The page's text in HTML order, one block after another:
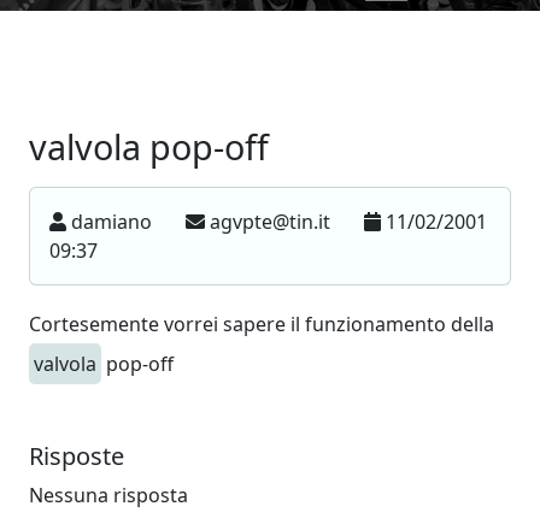
valvola pop-off
damiano agvpte@tin.it
11/02/2001
09:37
Cortesemente vorrei sapere il funzionamento della
valvola pop-off
Risposte
Nessuna risposta